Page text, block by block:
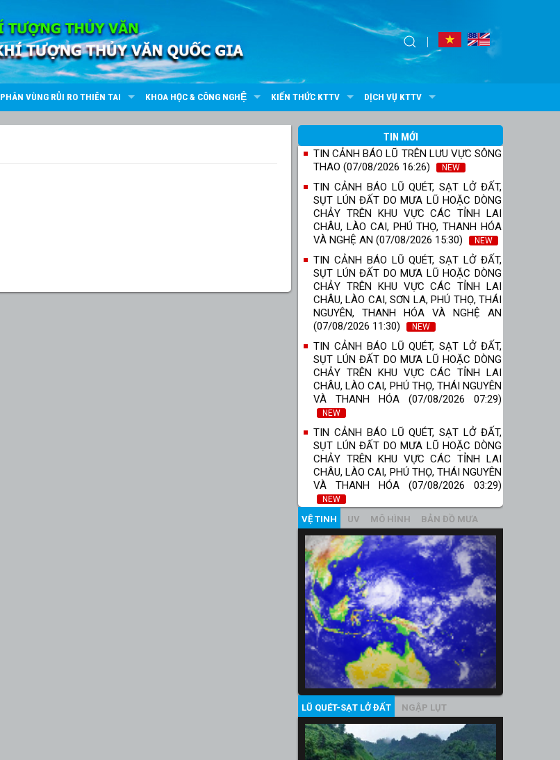
PHÂN VÙNG RỦI RO THIÊN TAI KHOA HỌC & CÔNG NGHỆ KIẾN THỨC KTTV DỊCH VỤ KTTV
TIN MỚI
TIN CẢNH BÁO LŨ TRÊN LƯU VỰC SÔNG
THAO (07/08/2026 16:26)
NEW
TIN CẢNH BÁO LŨ QUÉT, SẠT LỞ ĐẤT,
SỤT LÚN ĐẤT DO MƯA LŨ HOẶC DÒNG
CHẢY TRÊN KHU VỰC CÁC TỈNH LAI
CHÂU, LÀO CAI, PHÚ THỌ, THANH HÓA
VÀ NGHỆ AN (07/08/2026 15:30)
NEW
TIN CẢNH BÁO LŨ QUÉT, SẠT LỞ ĐẤT,
SỤT LÚN ĐẤT DO MƯA LŨ HOẶC DÒNG
CHẢY TRÊN KHU VỰC CÁC TỈNH LAI
CHÂU, LÀO CAI, SƠN LA, PHÚ THỌ, THÁI
NGUYÊN, THANH HÓA VÀ NGHỆ AN
(07/08/2026 11:30)
NEW
TIN CẢNH BÁO LŨ QUÉT, SẠT LỞ ĐẤT,
SỤT LÚN ĐẤT DO MƯA LŨ HOẶC DÒNG
CHẢY TRÊN KHU VỰC CÁC TỈNH LAI
CHÂU, LÀO CAI, PHÚ THỌ, THÁI NGUYÊN
VÀ THANH HÓA (07/08/2026 07:29)
NEW
TIN CẢNH BÁO LŨ QUÉT, SẠT LỞ ĐẤT,
SỤT LÚN ĐẤT DO MƯA LŨ HOẶC DÒNG
CHẢY TRÊN KHU VỰC CÁC TỈNH LAI
CHÂU, LÀO CAI, PHÚ THỌ, THÁI NGUYÊN
VÀ THANH HÓA (07/08/2026 03:29)
NEW
VỆ TINH UV MÔ HÌNH BẢN ĐỒ MƯA
LŨ QUÉT-SẠT LỞ ĐẤT NGẬP LỤT